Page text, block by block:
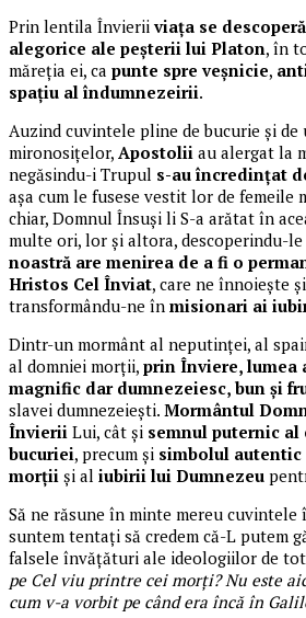
Prin lentila Învieriiviața se
alegorice ale peșterii lui Platon, în
măreția ei, ca punte spre veșnicie,
spațiu al îndumnezeirii.
Auzind cuvintele pline de bucurie și de
mironosițelor, Apostolii au alergat la
negăsindu-i Trupul s-au încredințat
așa cum le fusese vestit lor de femeile
chiar, Domnul Însuși li S-a arătat în
multe ori, lor și altora, descoperindu-
noastră are menirea de a fi o
Hristos Cel Înviat, care ne înnoiește
transformându-ne în misionari ai
Dintr-un mormânt al neputinței, al
al domniei morții, prin Înviere, lumea
magnific dar dumnezeiesc, bun și
slavei dumnezeiești. Mormântul
Învierii Lui, cât și semnul puternic
bucuriei, precum și simbolul
morții și al iubirii lui Dumnezeu
Să ne răsune în minte mereu cuvintele
suntem tentați să credem că-L putem
falsele învățături ale ideologiilor de
pe Cel viu printre cei morţi? Nu este
cum v-a vorbit pe când era încă în